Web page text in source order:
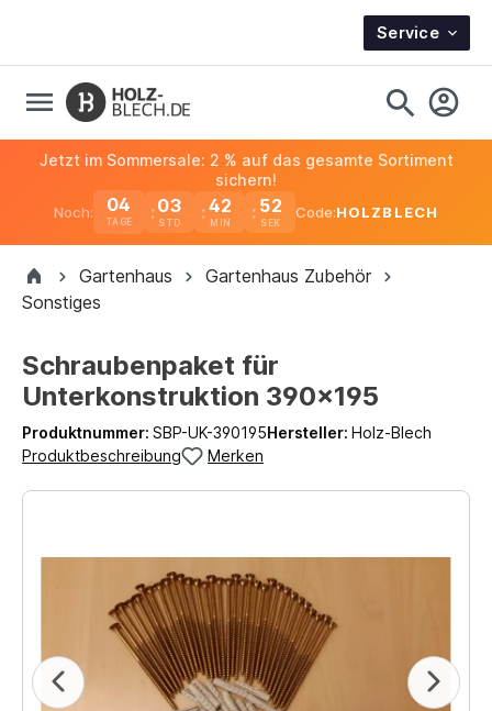
Service
Noch: 04
TAGE
03 42 52
Jetzt im Sommersale: 2 % auf das gesamte Sortiment
sichern!
Code:HOLZBLECH
Gartenhaus
Gartenhaus Zubehör
Sonstiges
Schraubenpaket für
Unterkonstruktion 390x195
Produktnummer: SBP-UK-390195Hersteller: Holz-Blech
Produktbeschreibung
Merken